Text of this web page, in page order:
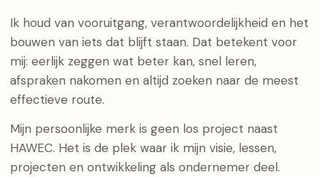
Ik houd van vooruitgang, verantwoordelijkheid en het
bouwen van iets dat blijft staan. Dat betekent voor
mij: eerlijk zeggen wat beter kan, snel leren,
afspraken nakomen en altijd zoeken naar de meest
effectieve route.
Mijn persoonlijke merk is geen los project naast
HAWEC. Het is de plek waar ik mijn visie, lessen,
projecten en ontwikkeling als ondernemer deel.